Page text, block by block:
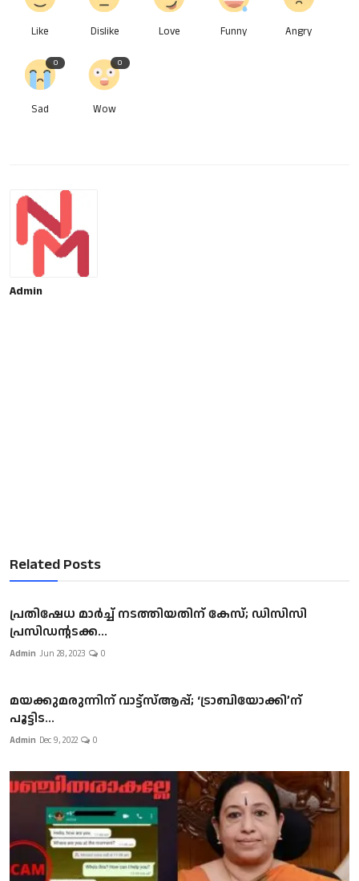
Like Dislike Love Funny Angry
0
Sad
0
Wow
Admin
Related Posts
പ്രതിഷേധ മാർച്ച് നടത്തിയതിന് കേസ്; ഡിസിസി
പ്രസിഡന്റടക്ക...
Admin Jun 28, 2023 0
മയക്കുമരുന്നിന് വാട്ട്സ്ആപ്പ്; ‘ട്രാബിയോക്കി’ന്
പൂട്ടിട...
Admin Dec 9, 2022 0